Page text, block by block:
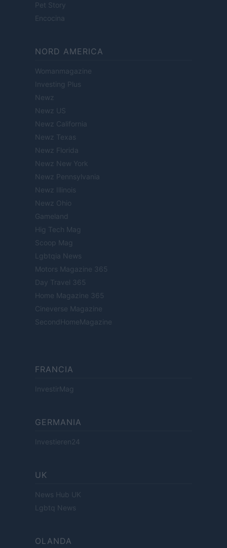
Pet Story
Encocina
NORD AMERICA
Womanmagazine
Investing Plus
Newz
Newz US
Newz California
Newz Texas
Newz Florida
Newz New York
Newz Pennsylvania
Newz Illinois
Newz Ohio
Gameland
Hig Tech Mag
Scoop Mag
Lgbtqia News
Motors Magazine 365
Day Travel 365
Home Magazine 365
Cineverse Magazine
SecondHomeMagazine
FRANCIA
InvestirMag
GERMANIA
Investieren24
UK
News Hub UK
Lgbtq News
OLANDA